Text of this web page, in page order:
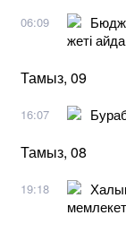
06:09
жеті
Тамыз, 09
16:07
Тамыз, 08
19:18